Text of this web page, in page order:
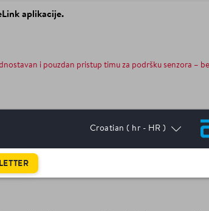
aplikacije.
i pouzdan pristup timu za podršku senzora –
Croatian ( hr - HR )